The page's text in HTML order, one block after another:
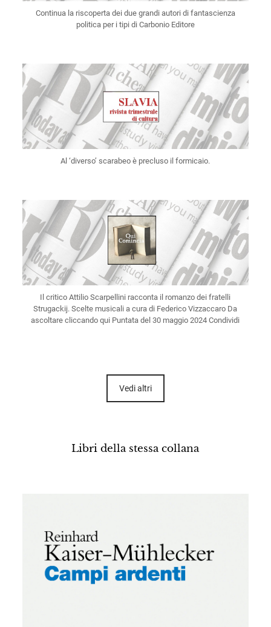
Continua la riscoperta dei due grandi autori di fantascienza
politica per i tipi di Carbonio Editore
Al ‘diverso’ scarabeo è precluso il formicaio.
Il critico Attilio Scarpellini racconta il romanzo dei fratelli
Strugackij. Scelte musicali a cura di Federico Vizzaccaro Da
ascoltare cliccando qui Puntata del 30 maggio 2024 Condividi
Vedi altri
Libri della stessa collana